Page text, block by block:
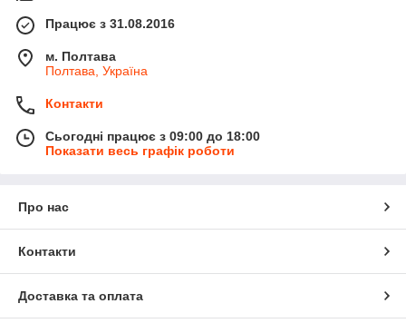
Працює з 31.08.2016
м. Полтава
Полтава, Україна
Контакти
Сьогодні працює з 09:00 до 18:00
Показати весь графік роботи
Про нас
Контакти
Доставка та оплата